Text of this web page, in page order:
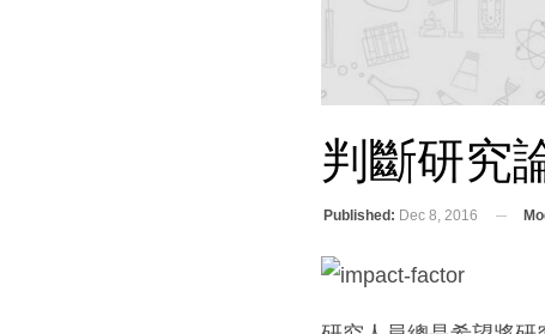
判斷研究
Published: Dec 8, 2016